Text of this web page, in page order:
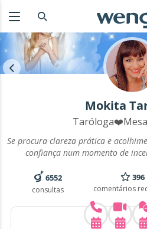
Mokita
Se procura clareza prática e
confiança num momento de
6552
consultas
396
comentários